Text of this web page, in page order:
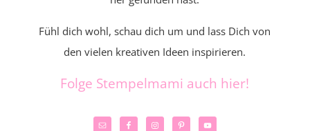
Fühl dich wohl, schau dich um und lass Dich von
den vielen kreativen Ideen inspirieren.
Folge Stempelmami auch hier!